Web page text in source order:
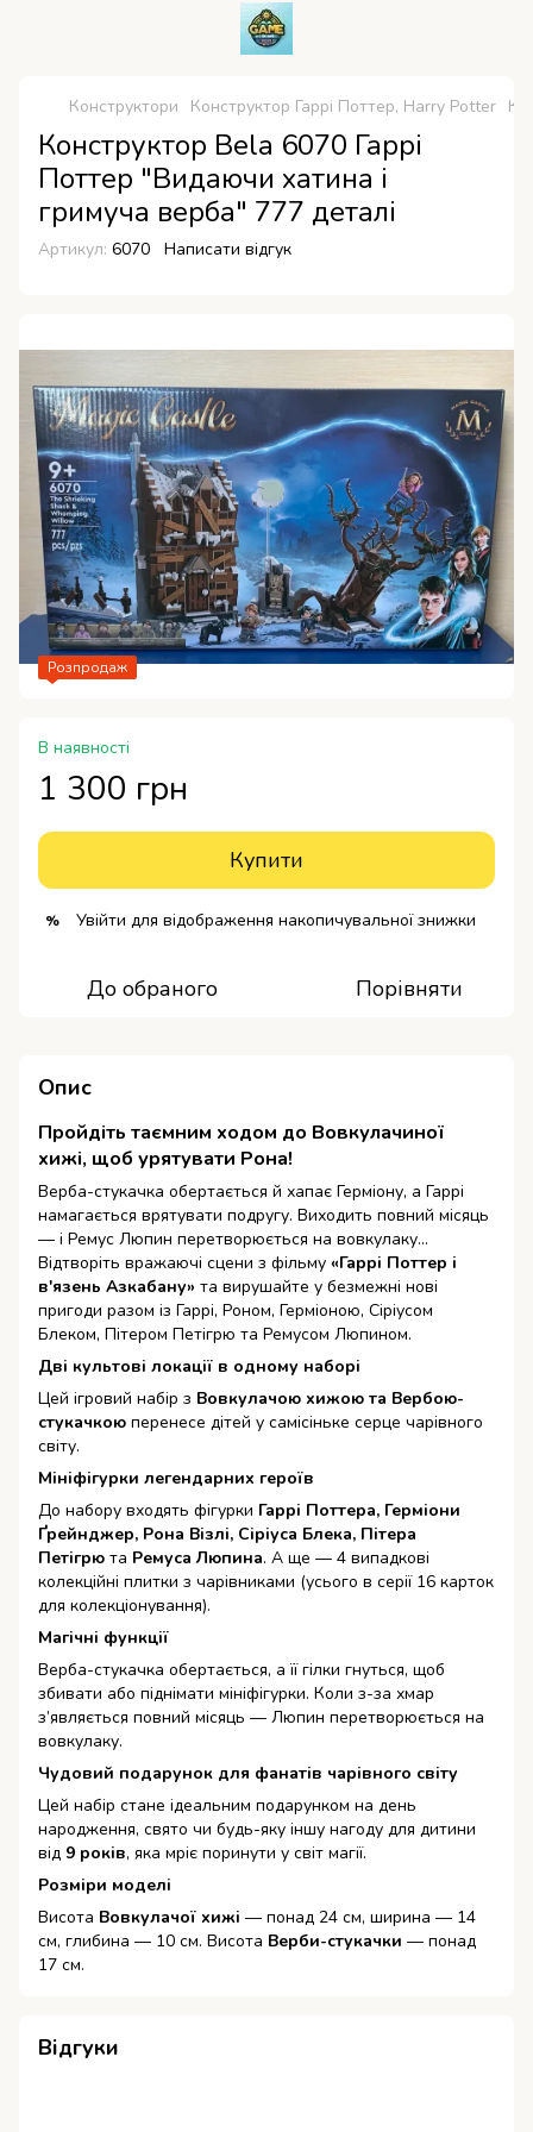
Конструктори Конструктор Гаррі Поттер, Harry Potter
Конструктор Bela 6070 Гаррі
Поттер "Видаючи хатина і
гримуча верба" 777 деталі
Артикул: 6070 Написати відгук
Розпродаж
В наявності
1 300 грн
Купити
% Увійти для відображення накопичувальної знижки
До обраного Порівняти
Опис
Пройдіть таємним ходом до Вовкулачиної
хижі, щоб урятувати Рона!
Верба-стукачка обертається й хапає Герміону, а Гаррі
намагається врятувати подругу. Виходить повний місяць
— і Ремус Люпин перетворюється на вовкулаку…
Відтворіть вражаючі сцени з фільму «Гаррі Поттер і
в'язень Азкабану» та вирушайте у безмежні нові
пригоди разом із Гаррі, Роном, Герміоною, Сіріусом
Блеком, Пітером Петігрю та Ремусом Люпином.
Дві культові локації в одному наборі
Цей ігровий набір з Вовкулачою хижою та Вербою-
стукачкою перенесе дітей у самісіньке серце чарівного
світу.
Мініфігурки легендарних героїв
До набору входять фігурки Гаррі Поттера, Герміони
Ґрейнджер, Рона Візлі, Сіріуса Блека, Пітера
Петігрю та Ремуса Люпина. А ще — 4 випадкові
колекційні плитки з чарівниками (усього в серії 16 карток
для колекціонування).
Магічні функції
Верба-стукачка обертається, а її гілки гнуться, щоб
збивати або піднімати мініфігурки. Коли з-за хмар
з’являється повний місяць — Люпин перетворюється на
вовкулаку.
Чудовий подарунок для фанатів чарівного світу
Цей набір стане ідеальним подарунком на день
народження, свято чи будь-яку іншу нагоду для дитини
від 9 років, яка мріє поринути у світ магії.
Розміри моделі
Висота Вовкулачої хижі — понад 24 см, ширина — 14
см, глибина — 10 см. Висота Верби-стукачки — понад
17 см.
Відгуки